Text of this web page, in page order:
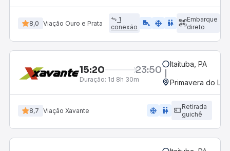
8,0 Viação Ouro e Prata
1
conexão
airline_seat_legroom_extra ac_unit WC
Embarque
direto
15:20 23:50
Duração: 1d 8h 30m
Itaituba, PA
Primavera do
8,7 Viação Xavante ac_unit wc
Retirada
guichê